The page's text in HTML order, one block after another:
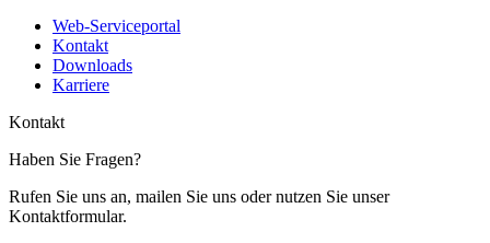
Web-Serviceportal
Kontakt
Downloads
Karriere
Kontakt
Haben Sie Fragen?
Rufen Sie uns an, mailen Sie uns oder nutzen Sie unser
Kontaktformular.